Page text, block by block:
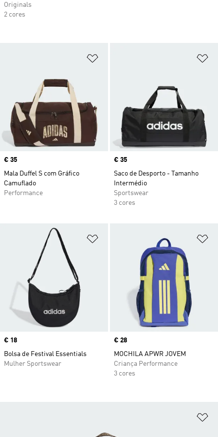
Price
€ 35
Mala Duffel S com Gráfico
Camuflado
Performance
Price
€ 35
Saco de Desporto - Tamanho
Intermédio
Sportswear
3 cores
Adicionar à Lista de Desejos
Price
€ 18
Bolsa de Festival Essentials
Mulher Sportswear
Price
€ 28
MOCHILA APWR JOVEM
Criança Performance
3 cores
Originals
2 cores